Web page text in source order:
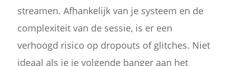
streamen. Afhankelijk van je systeem en de
complexiteit van de sessie, is er een
verhoogd risico op dropouts of glitches. Niet
ideaal als je je volgende banger aan het